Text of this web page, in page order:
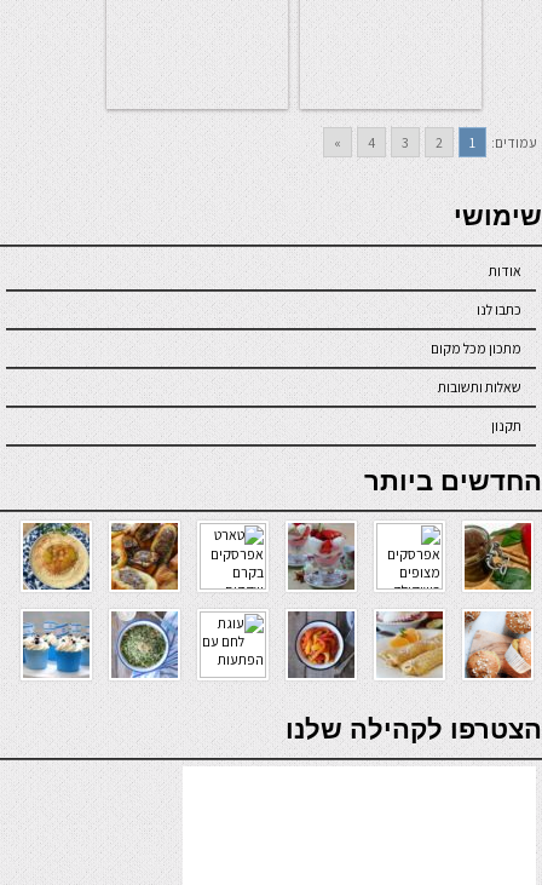
עמודים: 1
2
3
4
»
seriöse online casinos österreich
שימושי
אודות
כתבו לנו
מתכון מכל מקום
שאלות ותשובות
תקנון
online casino
החדשים ביותר
verde casino
הצטרפו לקהילה שלנו